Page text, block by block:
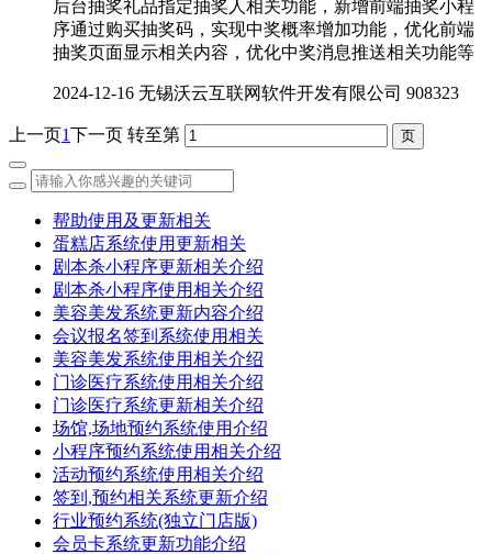
后台抽奖礼品指定抽奖人相关功能，新增前端抽奖小程
序通过购买抽奖码，实现中奖概率增加功能，优化前端
抽奖页面显示相关内容，优化中奖消息推送相关功能等
2024-12-16 无锡沃云互联网软件开发有限公司 908323
上一页1下一页 转至第
帮助使用及更新相关
蛋糕店系统使用更新相关
剧本杀小程序更新相关介绍
剧本杀小程序使用相关介绍
美容美发系统更新内容介绍
会议报名签到系统使用相关
美容美发系统使用相关介绍
门诊医疗系统使用相关介绍
门诊医疗系统更新相关介绍
场馆,场地预约系统使用介绍
小程序预约系统使用相关介绍
活动预约系统使用相关介绍
签到,预约相关系统更新介绍
行业预约系统(独立门店版)
会员卡系统更新功能介绍